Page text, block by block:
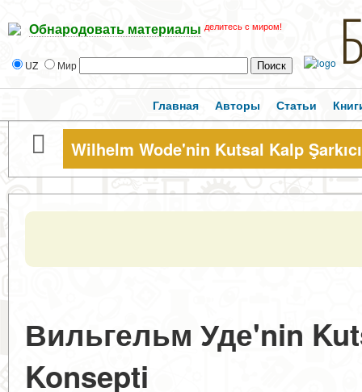
Обнародовать материалы делитесь с миром!
UZ Мир
Главная Авторы Статьи
Wilhelm Wode'nin Kutsal Kalp
Вильгельм Уде'nin
Konsepti